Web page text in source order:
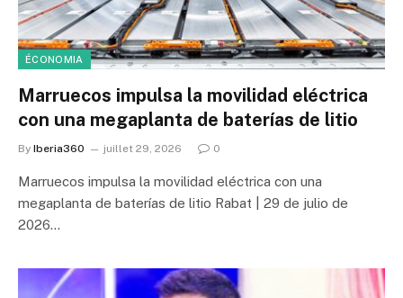
ÉCONOMIA
Marruecos impulsa la movilidad eléctrica
con una megaplanta de baterías de litio
By Iberia360 juillet 29, 2026 0
Marruecos impulsa la movilidad eléctrica con una
megaplanta de baterías de litio Rabat | 29 de julio de
2026…